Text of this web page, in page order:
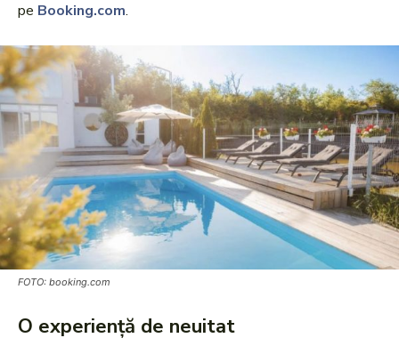
pe Booking.com.
FOTO: booking.com
O experiență de neuitat